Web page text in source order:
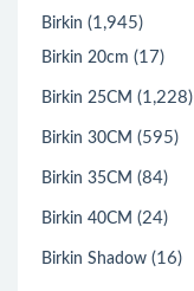
Birkin (1,945)
Birkin 20cm (17)
Birkin 25CM (1,228)
Birkin 30CM (595)
Birkin 35CM (84)
Birkin 40CM (24)
Birkin Shadow (16)